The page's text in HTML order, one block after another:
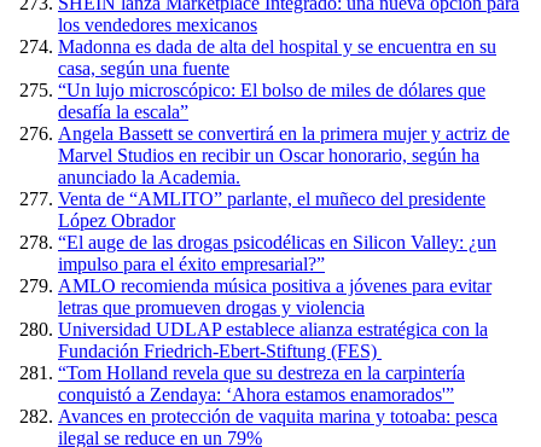
los vendedores mexicanos
Madonna es dada de alta del hospital y se encuentra en su
casa, según una fuente
“Un lujo microscópico: El bolso de miles de dólares que
desafía la escala”
Angela Bassett se convertirá en la primera mujer y actriz de
Marvel Studios en recibir un Oscar honorario, según ha
anunciado la Academia.
Venta de “AMLITO” parlante, el muñeco del presidente
López Obrador
“El auge de las drogas psicodélicas en Silicon Valley: ¿un
impulso para el éxito empresarial?”
AMLO recomienda música positiva a jóvenes para evitar
letras que promueven drogas y violencia
Universidad UDLAP establece alianza estratégica con la
Fundación Friedrich-Ebert-Stiftung (FES)
“Tom Holland revela que su destreza en la carpintería
conquistó a Zendaya: ‘Ahora estamos enamorados'”
Avances en protección de vaquita marina y totoaba: pesca
ilegal se reduce en un 79%